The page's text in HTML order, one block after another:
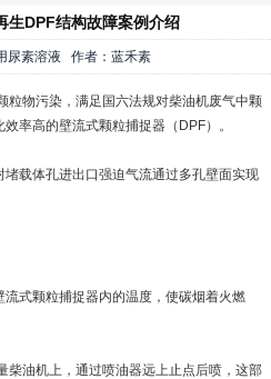
生DPF结构故障案例介绍
尿素溶液 作者：蓝禾素
粒物污染，满足国六法规对柴油机废气中颗
率高的壁流式颗粒捕捉器（DPF）。
载体孔进出口强迫气流通过多孔壁面实现
式颗粒捕捉器内的温度，使碳烟着火燃
柴油机上，通过喷油器远上止点后喷，这部